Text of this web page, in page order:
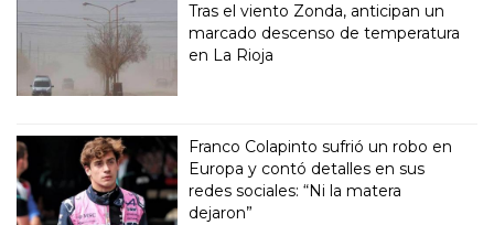
Tras el viento Zonda, anticipan un
marcado descenso de temperatura
en La Rioja
Franco Colapinto sufrió un robo en
Europa y contó detalles en sus
redes sociales: “Ni la matera
dejaron”